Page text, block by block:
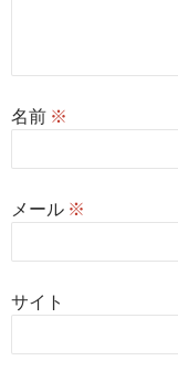
名前 ※
メール ※
サイト